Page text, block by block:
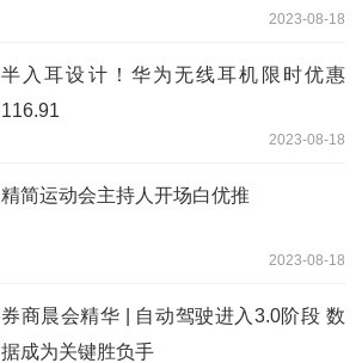
2023-08-18
半入耳设计！华为无线耳机限时优惠
116.91
2023-08-18
精简运动会主持人开场白优推
2023-08-18
券商晨会精华 | 自动驾驶进入3.0阶段 数
据成为关键胜负手